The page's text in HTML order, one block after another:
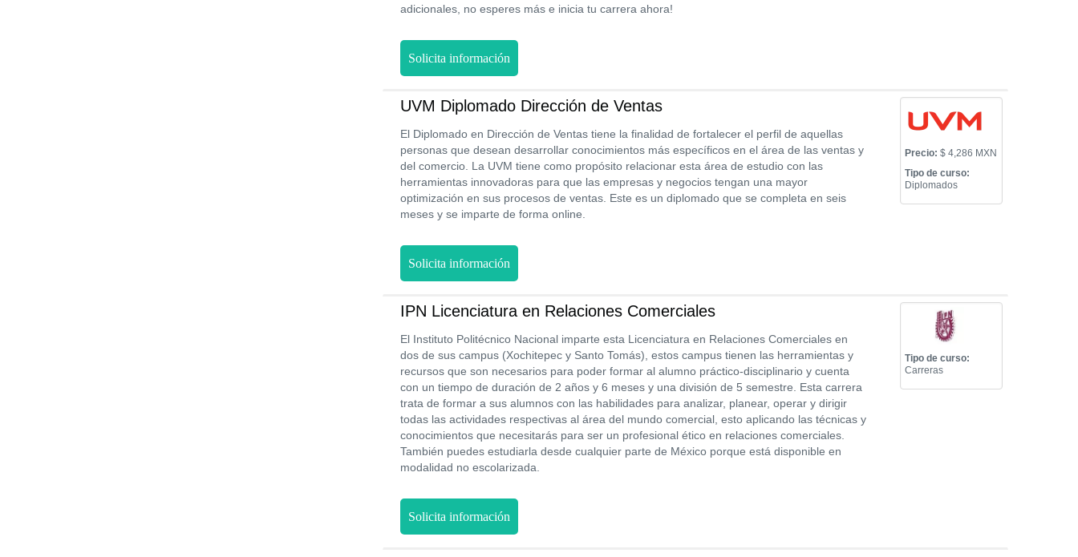
adicionales, no esperes más e inicia tu carrera ahora!
Solicita información
UVM Diplomado Dirección de Ventas
El Diplomado en Dirección de Ventas tiene la finalidad de fortalecer el perfil de aquellas
personas que desean desarrollar conocimientos más específicos en el área de las ventas y
del comercio. La UVM tiene como propósito relacionar esta área de estudio con las
herramientas innovadoras para que las empresas y negocios tengan una mayor
optimización en sus procesos de ventas. Este es un diplomado que se completa en seis
meses y se imparte de forma online.
Precio: $ 4,286 MXN
Tipo de curso:
Diplomados
Solicita información
IPN Licenciatura en Relaciones Comerciales
El Instituto Politécnico Nacional imparte esta Licenciatura en Relaciones Comerciales en
dos de sus campus (Xochitepec y Santo Tomás), estos campus tienen las herramientas y
recursos que son necesarios para poder formar al alumno práctico-disciplinario y cuenta
con un tiempo de duración de 2 años y 6 meses y una división de 5 semestre. Esta carrera
trata de formar a sus alumnos con las habilidades para analizar, planear, operar y dirigir
todas las actividades respectivas al área del mundo comercial, esto aplicando las técnicas y
conocimientos que necesitarás para ser un profesional ético en relaciones comerciales.
También puedes estudiarla desde cualquier parte de México porque está disponible en
modalidad no escolarizada.
Tipo de curso:
Carreras
Solicita información